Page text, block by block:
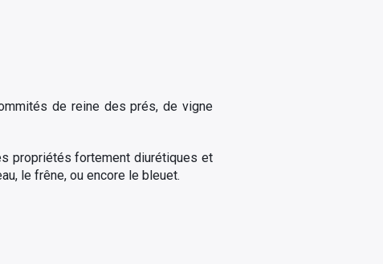
de reine des prés, de vigne
propriétés fortement diurétiques et
le frêne, ou encore le bleuet.